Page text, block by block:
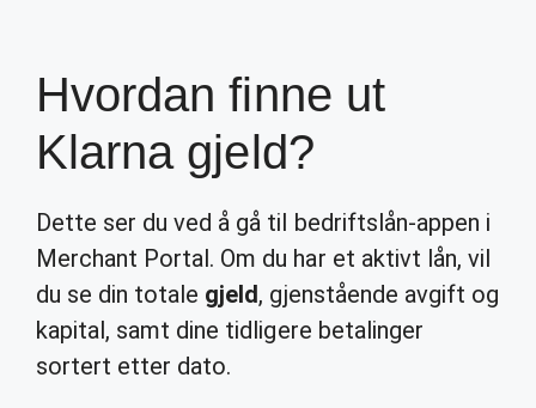
Hvordan finne ut
Klarna gjeld?
Dette ser du ved å gå til bedriftslån-appen i
Merchant Portal. Om du har et aktivt lån, vil
du se din totale gjeld, gjenstående avgift og
kapital, samt dine tidligere betalinger
sortert etter dato.